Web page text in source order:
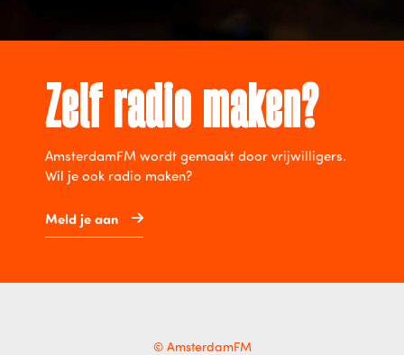
Zelf radio maken?
AmsterdamFM wordt gemaakt door vrijwilligers.
Wil je ook radio maken?
Meld je aan
© AmsterdamFM